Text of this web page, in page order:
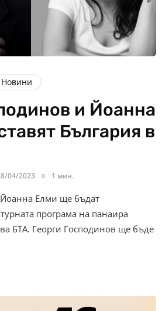
Новини
и Йоанна
България в
04/2023 1 мин.
Елми ще бъдат
програма на панаира
БТА. Георги Господинов ще бъде